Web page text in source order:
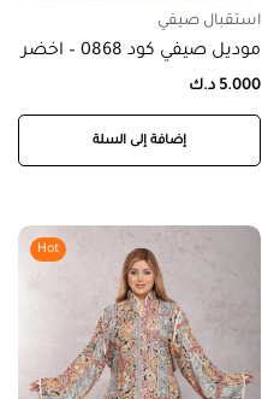
استقبال صيفي
موديل صيفي كود 0868 – اخضر
5.000 د.ك
إضافة إلى السلة
Hot